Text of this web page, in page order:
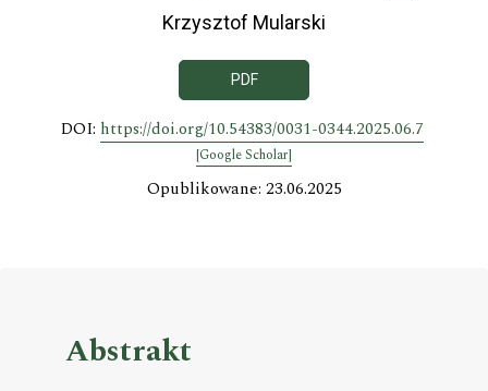
Krzysztof Mularski
PDF
DOI: https://doi.org/10.54383/0031-0344.2025.06.7
[Google Scholar]
Opublikowane: 23.06.2025
Abstrakt